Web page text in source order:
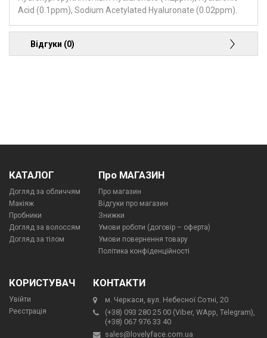
Acid (0.1ppm), Sodium Acetylated Hyaluronate (0.02ppm).
Відгуки (0)
КАТАЛОГ
Догляд за обличчям
Макіяж
Пробники
Догляд за волоссям
Догляд за тілом
Про МАГАЗИН
Про магазин
Відгуки про магазин
Знижки
Умови роботи (договір – оферта)
Умови повернення товару
Політика конфіденційності
КОРИСТУВАЧ
Увійти
Реєстрація
КОНТАКТИ
м. Черкаси, вул. Небесної Сотні, 20
(+38) 093 280 25 00 (Viber, WApp, Telegram),
(+38) 067 976 33 40
sales@lovelyface.com.ua